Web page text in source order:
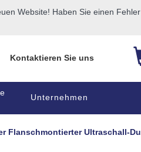
Website! Haben Sie einen
Kontaktieren Sie uns
Unternehmen
Flanschmontierter Ultraschall-